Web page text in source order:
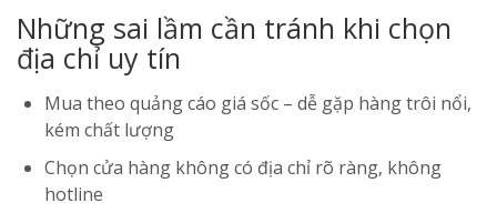
Những sai lầm cần tránh khi chọn
địa chỉ uy tín
Mua theo quảng cáo giá sốc – dễ gặp hàng trôi nổi,
kém chất lượng
Chọn cửa hàng không có địa chỉ rõ ràng, không
hotline